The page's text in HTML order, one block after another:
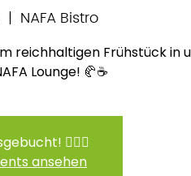
  |
NAFA Bistro
reichhaltigen Frühstück in
Lounge! 🥐☕️
🙆🏻‍♀️
ansehen